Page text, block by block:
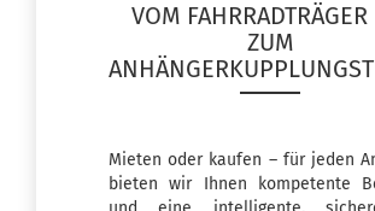
VOM FAHRRADTRÄGER
ZUM
Mieten oder kaufen – für jeden
bieten wir Ihnen kompetente